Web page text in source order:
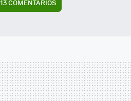
13 COMENTARIOS